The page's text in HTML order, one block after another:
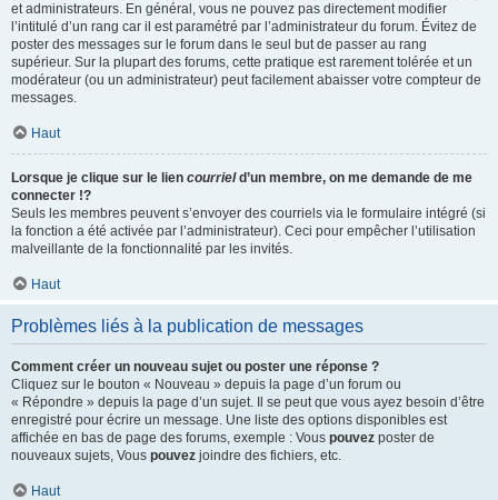
et administrateurs. En général, vous ne pouvez pas directement modifier
l’intitulé d’un rang car il est paramétré par l’administrateur du forum. Évitez de
poster des messages sur le forum dans le seul but de passer au rang
supérieur. Sur la plupart des forums, cette pratique est rarement tolérée et un
modérateur (ou un administrateur) peut facilement abaisser votre compteur de
messages.
Haut
Lorsque je clique sur le lien courrield’un membre, on me demande de me
connecter !?
Seuls les membres peuvent s’envoyer des courriels via le formulaire intégré (si
la fonction a été activée par l’administrateur). Ceci pour empêcher l’utilisation
malveillante de la fonctionnalité par les invités.
Haut
Problèmes liés à la publication de messages
Comment créer un nouveau sujet ou poster une réponse ?
Cliquez sur le bouton « Nouveau » depuis la page d’un forum ou
« Répondre » depuis la page d’un sujet. Il se peut que vous ayez besoin d’être
enregistré pour écrire un message. Une liste des options disponibles est
affichée en bas de page des forums, exemple : Vous pouvez poster de
nouveaux sujets, Vous pouvez joindre des fichiers, etc.
Haut